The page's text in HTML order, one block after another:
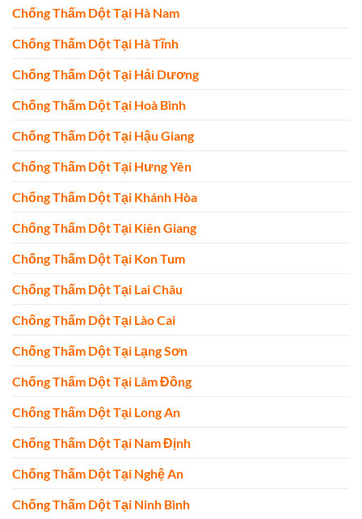
Chống Thấm Dột Tại Hà Nam
Chống Thấm Dột Tại Hà Tĩnh
Chống Thấm Dột Tại Hải Dương
Chống Thấm Dột Tại Hoà Bình
Chống Thấm Dột Tại Hậu Giang
Chống Thấm Dột Tại Hưng Yên
Chống Thấm Dột Tại Khánh Hòa
Chống Thấm Dột Tại Kiên Giang
Chống Thấm Dột Tại Kon Tum
Chống Thấm Dột Tại Lai Châu
Chống Thấm Dột Tại Lào Cai
Chống Thấm Dột Tại Lạng Sơn
Chống Thấm Dột Tại Lâm Đồng
Chống Thấm Dột Tại Long An
Chống Thấm Dột Tại Nam Định
Chống Thấm Dột Tại Nghệ An
Chống Thấm Dột Tại Ninh Bình